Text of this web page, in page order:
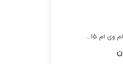
درب داخلی باک ام وی ام 110,530,550,315, تیگو 5,X33,110S